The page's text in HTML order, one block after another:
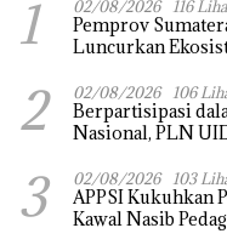
1 02/08/2026 116
Pemprov
Luncurkan
Inflasi
2 02/08/2026 106
Berpartisipasi
Nasional, PLN
3 02/08/2026 103
APPSI Kukuhkan
Kawal Nasib